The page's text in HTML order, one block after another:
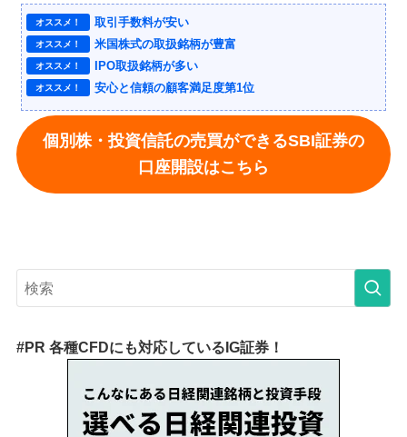
オススメ！ 取引手数料が安い
オススメ！ 米国株式の取扱銘柄が豊富
オススメ！ IPO取扱銘柄が多い
オススメ！ 安心と信頼の顧客満足度第1位
個別株・投資信託の売買ができるSBI証券の
口座開設はこちら
#PR 各種CFDにも対応しているIG証券！